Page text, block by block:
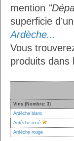
mention
superficie
Ardèche...
Vous
produits dans
Vins (Nombre: 3)
Ardèche blanc
Ardèche rosé
Ardèche rouge